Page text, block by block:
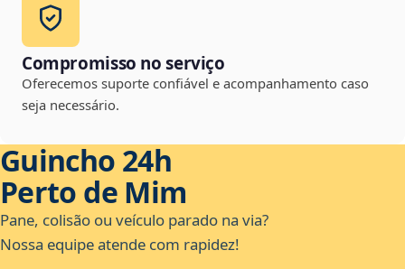
Compromisso no serviço
Oferecemos suporte confiável e acompanhamento caso
seja necessário.
Guincho 24h
Perto de Mim
Pane, colisão ou veículo parado na via?
Nossa equipe atende com rapidez!